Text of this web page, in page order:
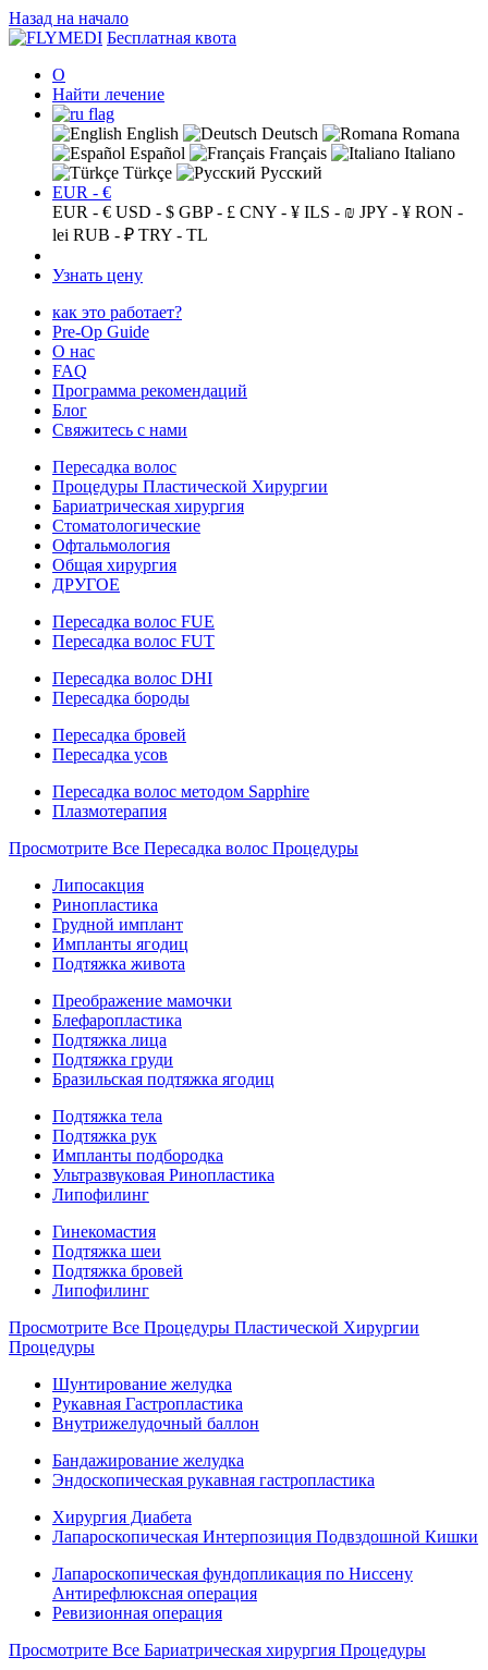
Назад на начало
Бесплатная квота
О
Найти лечение
English Deutsch
Romana
Español
Français
Italiano
Türkçe
Русский
EUR - €
EUR - € USD - $ GBP - £ CNY - ¥ ILS - ₪ JPY - ¥ RON -
lei RUB - ₽ TRY - TL
Узнать цену
как это работает?
Pre-Op Guide
О нас
FAQ
Программа рекомендаций
Блог
Свяжитесь с нами
Пересадка волос
Процедуры Пластической Хирургии
Бариатрическая хирургия
Стоматологические
Офтальмология
Общая хирургия
ДРУГОЕ
Пересадка волос FUE
Пересадка волос FUT
Пересадка волос DHI
Пересадка бороды
Пересадка бровей
Пересадка усов
Пересадка волос методом Sapphire
Плазмотерапия
Просмотрите Все Пересадка волос Процедуры
Липосакция
Ринопластика
Грудной имплант
Импланты ягодиц
Подтяжка живота
Преображение мамочки
Блефаропластика
Подтяжка лица
Подтяжка груди
Бразильская подтяжка ягодиц
Подтяжка тела
Подтяжка рук
Импланты подбородка
Ультразвуковая Ринопластика
Липофилинг
Гинекомастия
Подтяжка шеи
Подтяжка бровей
Липофилинг
Просмотрите Все Процедуры Пластической Хирургии
Процедуры
Шунтирование желудка
Рукавная Гастропластика
Внутрижелудочный баллон
Бандажирование желудка
Эндоскопическая рукавная гастропластика
Хирургия Диабета
Лапароскопическая Интерпозиция Подвздошной Кишки
Лапароскопическая фундопликация по Ниссену
Антирефлюксная операция
Ревизионная операция
Просмотрите Все Бариатрическая хирургия Процедуры